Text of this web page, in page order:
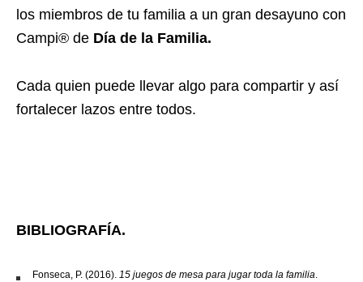
los miembros de tu familia a un gran desayuno con
Campi® de Día de la Familia.
Cada quien puede llevar algo para compartir y así
fortalecer lazos entre todos.
BIBLIOGRAFÍA.
Fonseca, P. (2016). 15 juegos de mesa para jugar toda la familia